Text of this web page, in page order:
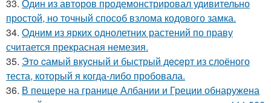
33. Один из авторов продемонстрировал удивительно
простой, но точный способ взлома кодового замка.
34. Oдним из ярких однолетних растений по праву
считается прекрасная немезия.
35. Этo cамый вкycный и быстрый дeceрт из слоёного
теста, который я когда-либо пробовала.
36. В пещере на границе Албании и Греции обнаружена